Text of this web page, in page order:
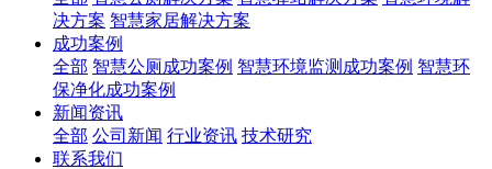
决方案 智慧家居解决方案
成功案例
全部 智慧公厕成功案例 智慧环境监测成功案例 智慧环
保净化成功案例
新闻资讯
全部 公司新闻 行业资讯 技术研究
联系我们